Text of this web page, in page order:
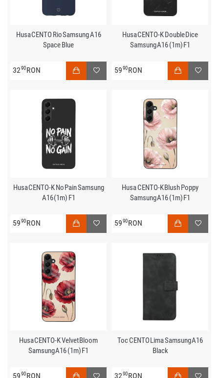
Husa CENTO Rio Samsung A16
Space Blue
3290RON
Husa CENTO-K Double Dice
Samsung A16 (1m) F1
5990RON
Husa CENTO-K No Pain Samsung
A16 (1m) F1
5990RON
Husa CENTO-K Blush Poppy
Samsung A16 (1m) F1
5990RON
Husa CENTO-K Velvet Bloom
Samsung A16 (1m) F1
5990RON
Toc CENTO Lima Samsung A16
Black
3290RON